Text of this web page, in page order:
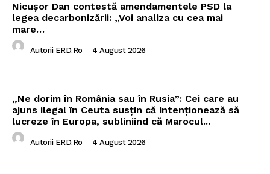
Nicușor Dan contestă amendamentele PSD la
legea decarbonizării: „Voi analiza cu cea mai
mare…
Autorii ERD.ro - 4 August 2026
„Ne dorim în România sau în Rusia”: Cei care au
ajuns ilegal în Ceuta susțin că intenționează să
lucreze în Europa, subliniind că Marocul...
Autorii ERD.ro - 4 August 2026